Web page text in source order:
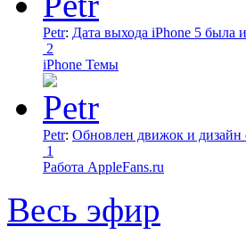
Petr: Дата выхода iPhone 5 была
2
iPhone Темы
Petr: Обновлен движок и дизайн
1
Работа AppleFans.ru
Весь эфир